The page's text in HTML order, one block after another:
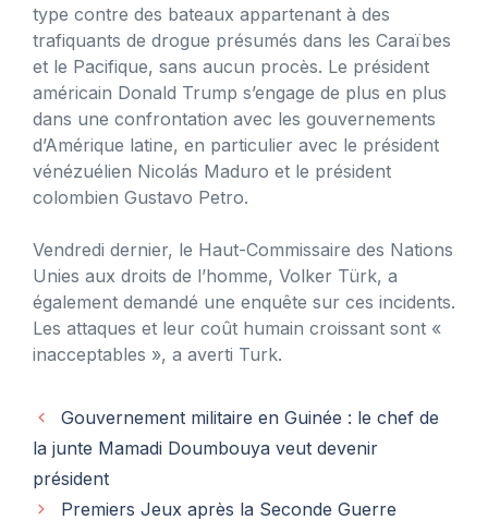
type contre des bateaux appartenant à des
trafiquants de drogue présumés dans les Caraïbes
et le Pacifique, sans aucun procès. Le président
américain Donald Trump s’engage de plus en plus
dans une confrontation avec les gouvernements
d’Amérique latine, en particulier avec le président
vénézuélien Nicolás Maduro et le président
colombien Gustavo Petro.
Vendredi dernier, le Haut-Commissaire des Nations
Unies aux droits de l’homme, Volker Türk, a
également demandé une enquête sur ces incidents.
Les attaques et leur coût humain croissant sont «
inacceptables », a averti Turk.
Gouvernement militaire en Guinée : le chef de
la junte Mamadi Doumbouya veut devenir
président
Premiers Jeux après la Seconde Guerre